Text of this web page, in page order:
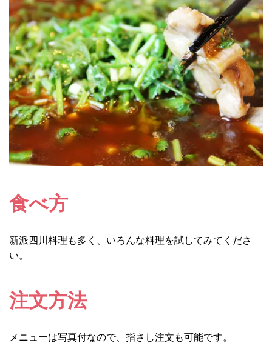
食べ方
新派四川料理も多く、いろんな料理を試してみてくださ
い。
注文方法
メニューは写真付なので、指さし注文も可能です。